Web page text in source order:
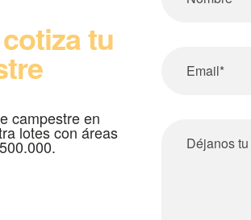
tu
campestre en
lotes con áreas